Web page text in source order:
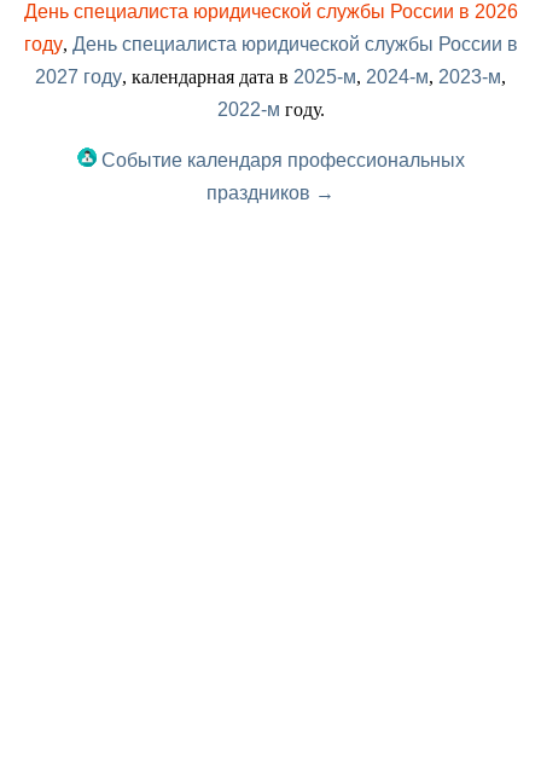
День специалиста юридической службы России в 2026
году, День специалиста юридической службы России в
2027 году, календарная дата в 2025-м, 2024-м, 2023-м,
2022-м году.
Событие календаря профессиональных
праздников →